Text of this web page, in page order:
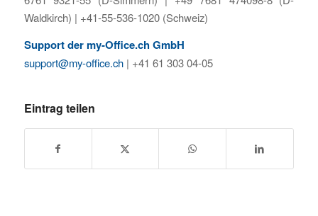
Waldkirch) | +41-55-536-1020 (Schweiz)
Support der my-Office.ch GmbH
support@my-office.ch| +41 61 303 04-05
Eintrag teilen